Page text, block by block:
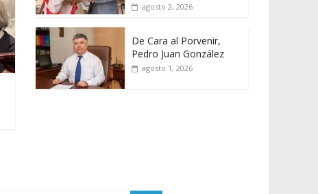
agosto 2, 2026
De Cara al Porvenir,
Pedro Juan González
agosto 1, 2026